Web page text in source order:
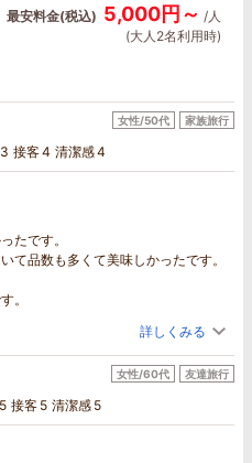
最安料金(税込) 5,000円～ /人
(大人2名利用時)
3 接客4 清潔感4
女性/50代 家族旅行
たです。
て品数も多くて美味しかったです。
。
詳しくみる
5 接客 5 清潔感 5
女性/60代 友達旅行